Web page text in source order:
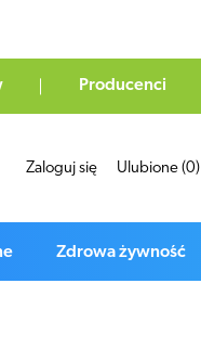
Producenci
Zaloguj się Ulubione (0)
Zdrowa żywność